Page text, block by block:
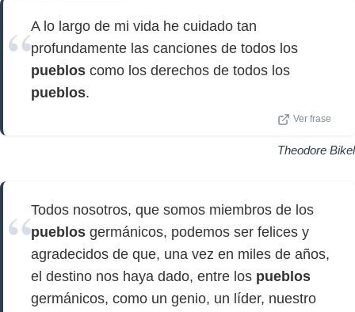
A lo largo de mi vida he cuidado tan
profundamente las canciones de todos los
pueblos como los derechos de todos los
pueblos.
Ver frase
Theodore Bikel
Todos nosotros, que somos miembros de los
pueblos germánicos, podemos ser felices y
agradecidos de que, una vez en miles de años,
el destino nos haya dado, entre los pueblos
germánicos, como un genio, un líder, nuestro